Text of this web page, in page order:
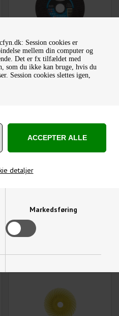
Session cookies er
mellem din computer og
Det er fx tilfældet med
som du ikke kan bruge, hvis du
Session cookies slettes igen,
detaljer
Markedsføring
TYROLIT PREMIUM
SKÆRESKIVE 2I1 150X1,2
MM TIL STÅL OG RUSTFRI
1 STK
34,50 DKK
1 STK
Varenummer: 5313 - Master